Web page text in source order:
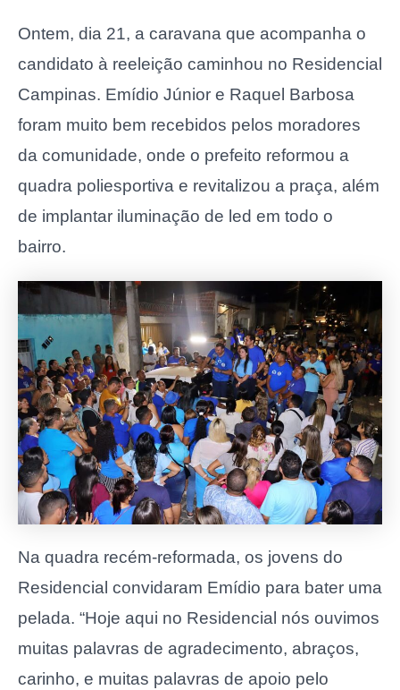
Ontem, dia 21, a caravana que acompanha o
candidato à reeleição caminhou no Residencial
Campinas. Emídio Júnior e Raquel Barbosa
foram muito bem recebidos pelos moradores
da comunidade, onde o prefeito reformou a
quadra poliesportiva e revitalizou a praça, além
de implantar iluminação de led em todo o
bairro.
Na quadra recém-reformada, os jovens do
Residencial convidaram Emídio para bater uma
pelada. “Hoje aqui no Residencial nós ouvimos
muitas palavras de agradecimento, abraços,
carinho, e muitas palavras de apoio pelo